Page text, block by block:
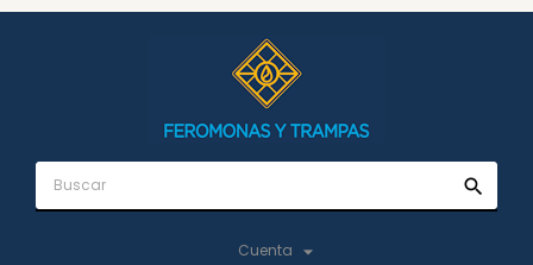
search
Cuenta 